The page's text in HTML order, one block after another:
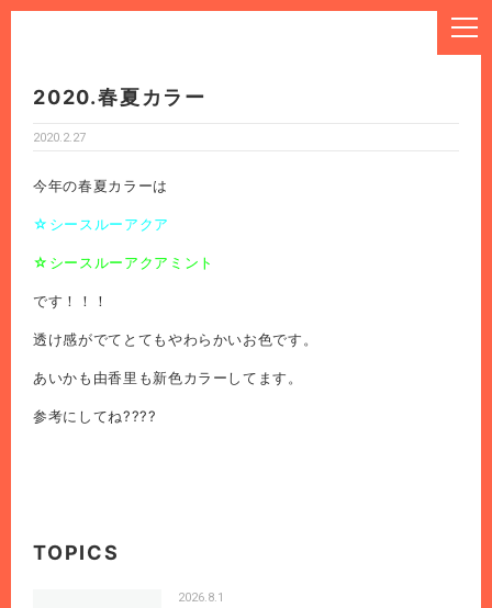
2020.春夏カラー
2020.2.27
今年の春夏カラーは
☆シースルーアクア
☆シースルーアクアミント
です！！！
透け感がでてとてもやわらかいお色です。
あいかも由香里も新色カラーしてます。
参考にしてね????
TOPICS
2026.8.1